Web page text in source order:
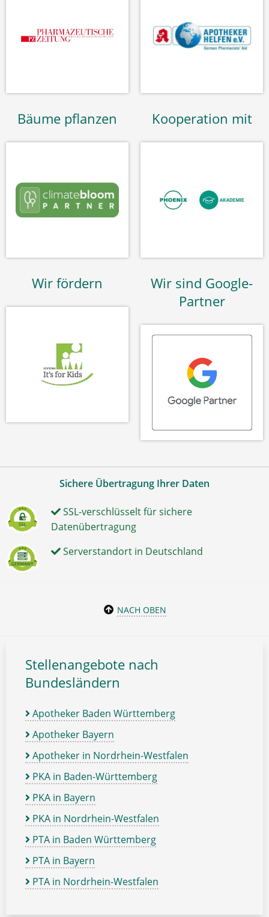
Bäume pflanzen Kooperation mit
Wir fördern
Wir sind Google-
Partner
Sichere Übertragung Ihrer Daten
SSL-verschlüsselt für sichere
Datenübertragung
Serverstandort in Deutschland
NACH OBEN
Stellenangebote nach
Bundesländern
Apotheker Baden Württemberg
Apotheker Bayern
Apotheker in Nordrhein-Westfalen
PKA in Baden-Württemberg
PKA in Bayern
PKA in Nordrhein-Westfalen
PTA in Baden Württemberg
PTA in Bayern
PTA in Nordrhein-Westfalen